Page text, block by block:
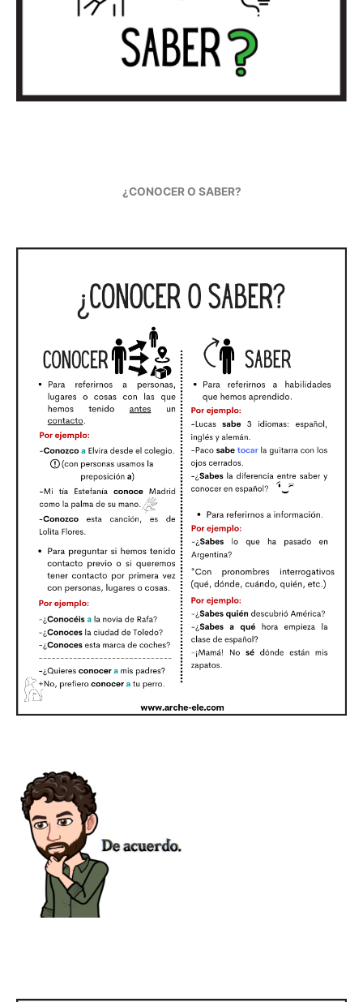
¿CONOCER O SABER?